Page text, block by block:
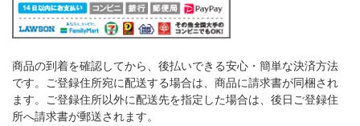
商品の到着を確認してから、後払いできる安心・簡単な決済方法
です。ご登録住所宛に配送する場合は、商品に請求書が同梱され
ます。ご登録住所以外に配送先を指定した場合は、後日ご登録住
所へ請求書が郵送されます。